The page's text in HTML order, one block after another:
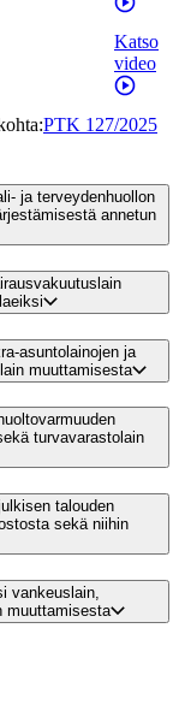
Katso
video
:PTK 127/2025
ja terveydenhuollon
annetun
asuntolainojen ja
muuttamisesta
turvavarastolain
talouden
sekä niihin
vankeuslain,
muuttamisesta